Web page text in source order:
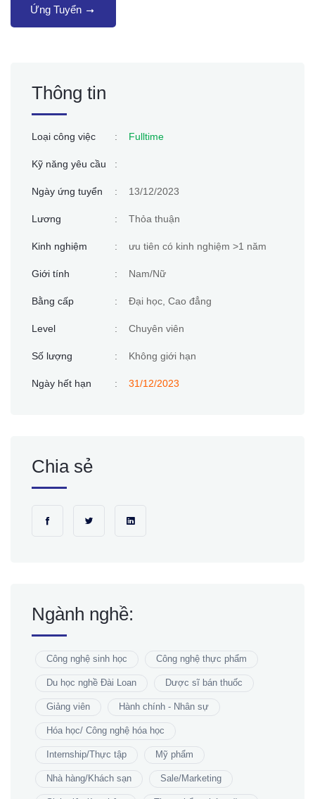
Ứng Tuyển
Thông tin
Loại công việc : Fulltime
Kỹ năng yêu cầu :
Ngày ứng tuyển : 13/12/2023
Lương : Thỏa thuận
Kinh nghiệm : ưu tiên có kinh nghiệm >1 năm
Giới tính : Nam/Nữ
Bằng cấp : Đại học, Cao đẳng
Level : Chuyên viên
Số lượng : Không giới hạn
Ngày hết hạn : 31/12/2023
Chia sẻ
Ngành nghề:
Công nghệ sinh học Công nghệ thực phẩm
Du học nghề Đài Loan Dược sĩ bán thuốc
Giảng viên Hành chính - Nhân sự
Hóa học/ Công nghệ hóa học
Internship/Thực tập Mỹ phẩm
Nhà hàng/Khách sạn Sale/Marketing